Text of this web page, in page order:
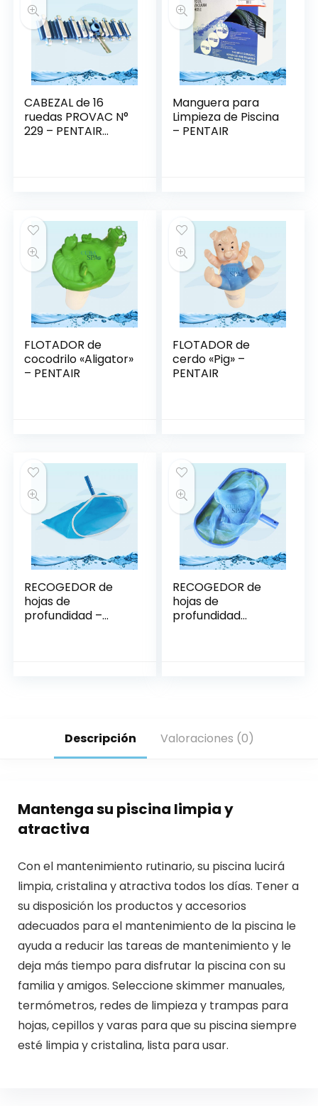
CABEZAL de 16
ruedas PROVAC N°
229 – PENTAIR
Manguera para
Limpieza de Piscina
– PENTAIR
FLOTADOR de
cocodrilo «Aligator»
– PENTAIR
FLOTADOR de
cerdo «Pig» –
PENTAIR
RECOGEDOR de
hojas de
profundidad –
RECOGEDOR de
hojas de
profundidad
Descripción Valoraciones (0)
Mantenga su piscina limpia y
atractiva
Con el mantenimiento rutinario, su piscina lucirá
limpia, cristalina y atractiva todos los días. Tener a
su disposición los productos y accesorios
adecuados para el mantenimiento de la piscina le
ayuda a reducir las tareas de mantenimiento y le
deja más tiempo para disfrutar la piscina con su
familia y amigos. Seleccione skimmer manuales,
termómetros, redes de limpieza y trampas para
hojas, cepillos y varas para que su piscina siempre
esté limpia y cristalina, lista para usar.